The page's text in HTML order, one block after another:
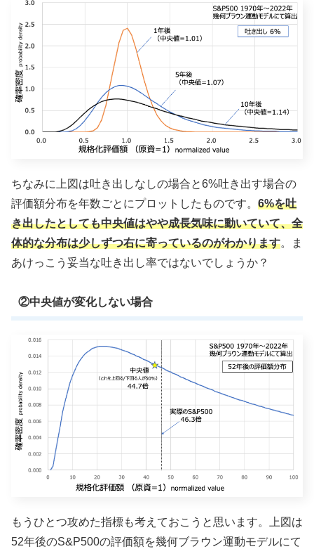
ちなみに上図は吐き出しなしの場合と6%吐き出す場合の
評価額分布を年数ごとにプロットしたものです。 6%を吐
き出したとしても中央値はやや成長気味に動いていて、全
体的な分布は少しずつ右に寄っているのがわかります。ま
あけっこう妥当な吐き出し率ではないでしょうか？
②中央値が変化しない場合
もうひとつ攻めた指標も考えておこうと思います。上図は
52年後のS&P500の評価額を幾何ブラウン運動モデルにて